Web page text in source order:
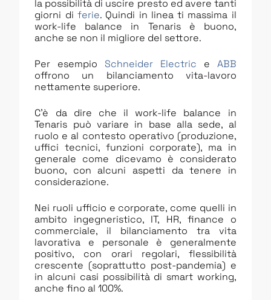
la possibilità di uscire presto ed avere tanti
giorni di ferie. Quindi in linea ti massima il
work-life balance in Tenaris è buono,
anche se non il migliore del settore.
Per esempioSchneider Electric e ABB
offrono un bilanciamento vita-lavoro
nettamente superiore.
C’è da dire che il work-life balance in
Tenaris può variare in base alla sede, al
ruolo e al contesto operativo (produzione,
uffici tecnici, funzioni corporate), ma in
generale come dicevamo è considerato
buono, con alcuni aspetti da tenere in
considerazione.
Nei ruoli ufficio e corporate, come quelli in
ambito ingegneristico, IT, HR, finance o
commerciale, il bilanciamento tra vita
lavorativa e personale è generalmente
positivo, con orari regolari, flessibilità
crescente (soprattutto post-pandemia) e
in alcuni casi possibilità di smart working,
anche fino al 100%.